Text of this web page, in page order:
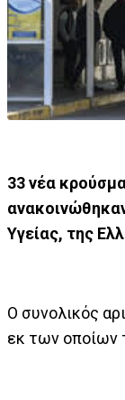
33 νέα
Υγείας, της
Ο συνολικός
εκ των οποίων